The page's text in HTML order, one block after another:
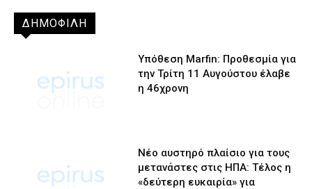
ΔΗΜΟΦΙΛΗ
Υπόθεση Marfin: Προθεσμία για
την Τρίτη 11 Αυγούστου έλαβε
η 46χρονη
Νέο αυστηρό πλαίσιο για τους
μετανάστες στις ΗΠΑ: Τέλος η
«δεύτερη ευκαιρία» για